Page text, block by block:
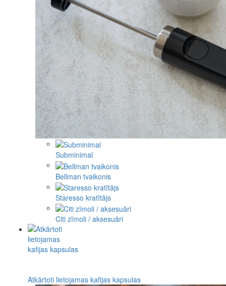
Subminimal
Bellman tvaikonis
Staresso kratītājs
Citi zīmoli / aksesuāri
Atkārtoti lietojamas kafijas kapsulas